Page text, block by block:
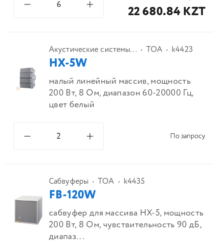
22 680.84 KZT
Акустические системы... TOA k4423
HX-5W
малый линейный массив, мощность
200 Вт, 8 Ом, диапазон 60-20000 Гц,
цвет белый
По запросу
Сабвуферы TOA k4435
FB-120W
сабвуфер для массива HX-5, мощность
200 Вт, 8 Ом, чувствительность 90 дБ,
диапаз...